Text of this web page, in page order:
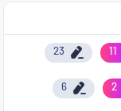
11
23
2
6